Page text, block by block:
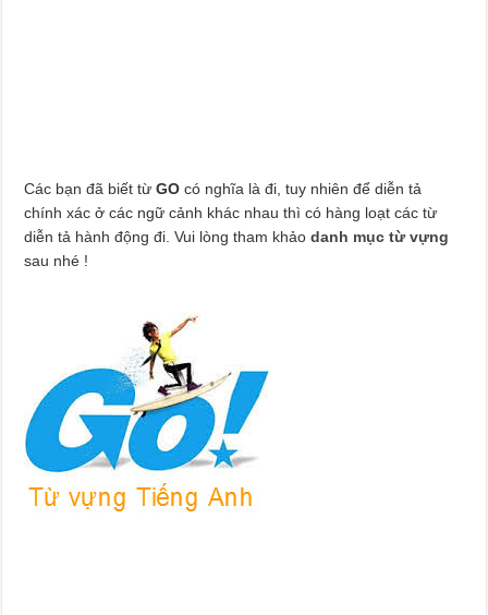
Các bạn đã biết từGO có nghĩa là đi, tuy nhiên để diễn tả
chính xác ở các ngữ cảnh khác nhau thì có hàng loạt các từ
diễn tả hành động đi. Vui lòng tham khảodanh mục từ vựng
sau nhé !